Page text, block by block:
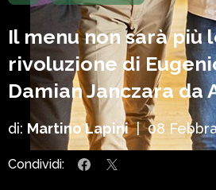
Il menu non sarà più
rivoluzione di
Damian Janczara da
di: Martino Lapini | 08
Condividi: